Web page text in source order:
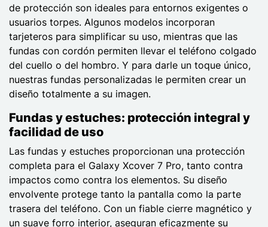
de protección son ideales para entornos exigentes o
usuarios torpes. Algunos modelos incorporan
tarjeteros para simplificar su uso, mientras que las
fundas con cordón permiten llevar el teléfono colgado
del cuello o del hombro. Y para darle un toque único,
nuestras fundas personalizadas le permiten crear un
diseño totalmente a su imagen.
Fundas y estuches: protección integral y
facilidad de uso
Las fundas y estuches proporcionan una protección
completa para el Galaxy Xcover 7 Pro, tanto contra
impactos como contra los elementos. Su diseño
envolvente protege tanto la pantalla como la parte
trasera del teléfono. Con un fiable cierre magnético y
un suave forro interior, aseguran eficazmente su